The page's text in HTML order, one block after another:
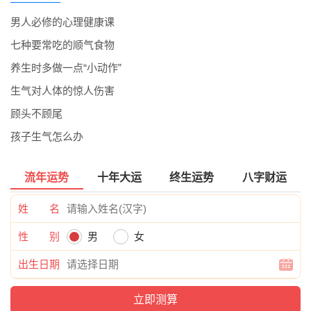
男人必修的心理健康课
七种要常吃的顺气食物
养生时多做一点“小动作”
生气对人体的惊人伤害
顾头不顾尾
孩子生气怎么办
流年运势 十年大运 终生运势 八字财运
姓 名
性 别 男 女
出生日期